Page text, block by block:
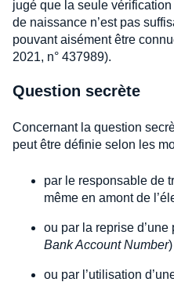
jugé que la seule
de naissance n’est pas
pouvant aisément être
2021, n° 437989).
Question secrète
Concernant la question
peut être définie selon les
par le responsable de
même en amont de
ou par la reprise d’une
Bank Account Number
ou par l’utilisation